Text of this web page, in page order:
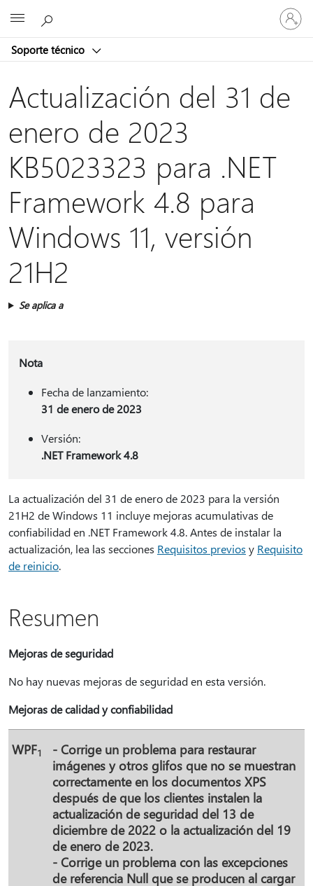
Soporte técnico
Iniciar
sesión
en
cuenta
Actualización del 31 de
enero de 2023
KB5023323 para .NET
Framework 4.8 para
Windows 11, versión
21H2
Se aplica a
Nota
Fecha de lanzamiento:
31 de enero de 2023
Versión:
.NET Framework 4.8
La actualización del 31 de enero de 2023 para la versión
21H2 de Windows 11 incluye mejoras acumulativas de
confiabilidad en .NET Framework 4.8. Antes de instalar la
actualización, lea las secciones Requisitos previos y Requisito
de reinicio.
Resumen
Mejoras de seguridad
No hay nuevas mejoras de seguridad en esta versión.
Mejoras de calidad y confiabilidad
WPF1
- Corrige un problema para restaurar
imágenes y otros glifos que no se muestran
correctamente en los documentos XPS
después de que los clientes instalen la
actualización de seguridad del 13 de
diciembre de 2022 o la actualización del 19
de enero de 2023.
- Corrige un problema con las excepciones
de referencia Null que se producen al cargar